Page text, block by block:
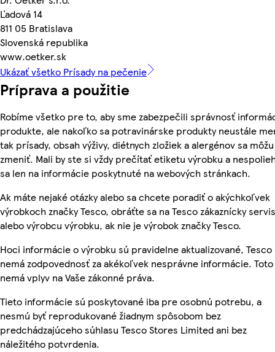
Ľadová 14
811 05 Bratislava
Slovenská republika
www.oetker.sk
Ukázať všetko Prísady na pečenie
Príprava a použitie
Robíme všetko pre to, aby sme zabezpečili správnosť
produkte, ale nakoľko sa potravinárske produkty neustále
tak prísady, obsah výživy, diétnych zložiek a alergénov sa môžu
zmeniť. Mali by ste si vždy prečítať etiketu výrobku a
sa len na informácie poskytnuté na webových stránkach.
Ak máte nejaké otázky alebo sa chcete poradiť o akýchkoľvek
výrobkoch značky Tesco, obráťte sa na Tesco zákaznícky
alebo výrobcu výrobku, ak nie je výrobok značky Tesco.
Hoci informácie o výrobku sú pravidelne aktualizované, Tesco
nemá zodpovednosť za akékoľvek nesprávne informácie. Toto
nemá vplyv na Vaše zákonné práva.
Tieto informácie sú poskytované iba pre osobnú potrebu, a
nesmú byť reprodukované žiadnym spôsobom bez
predchádzajúceho súhlasu Tesco Stores Limited ani bez
náležitého potvrdenia.